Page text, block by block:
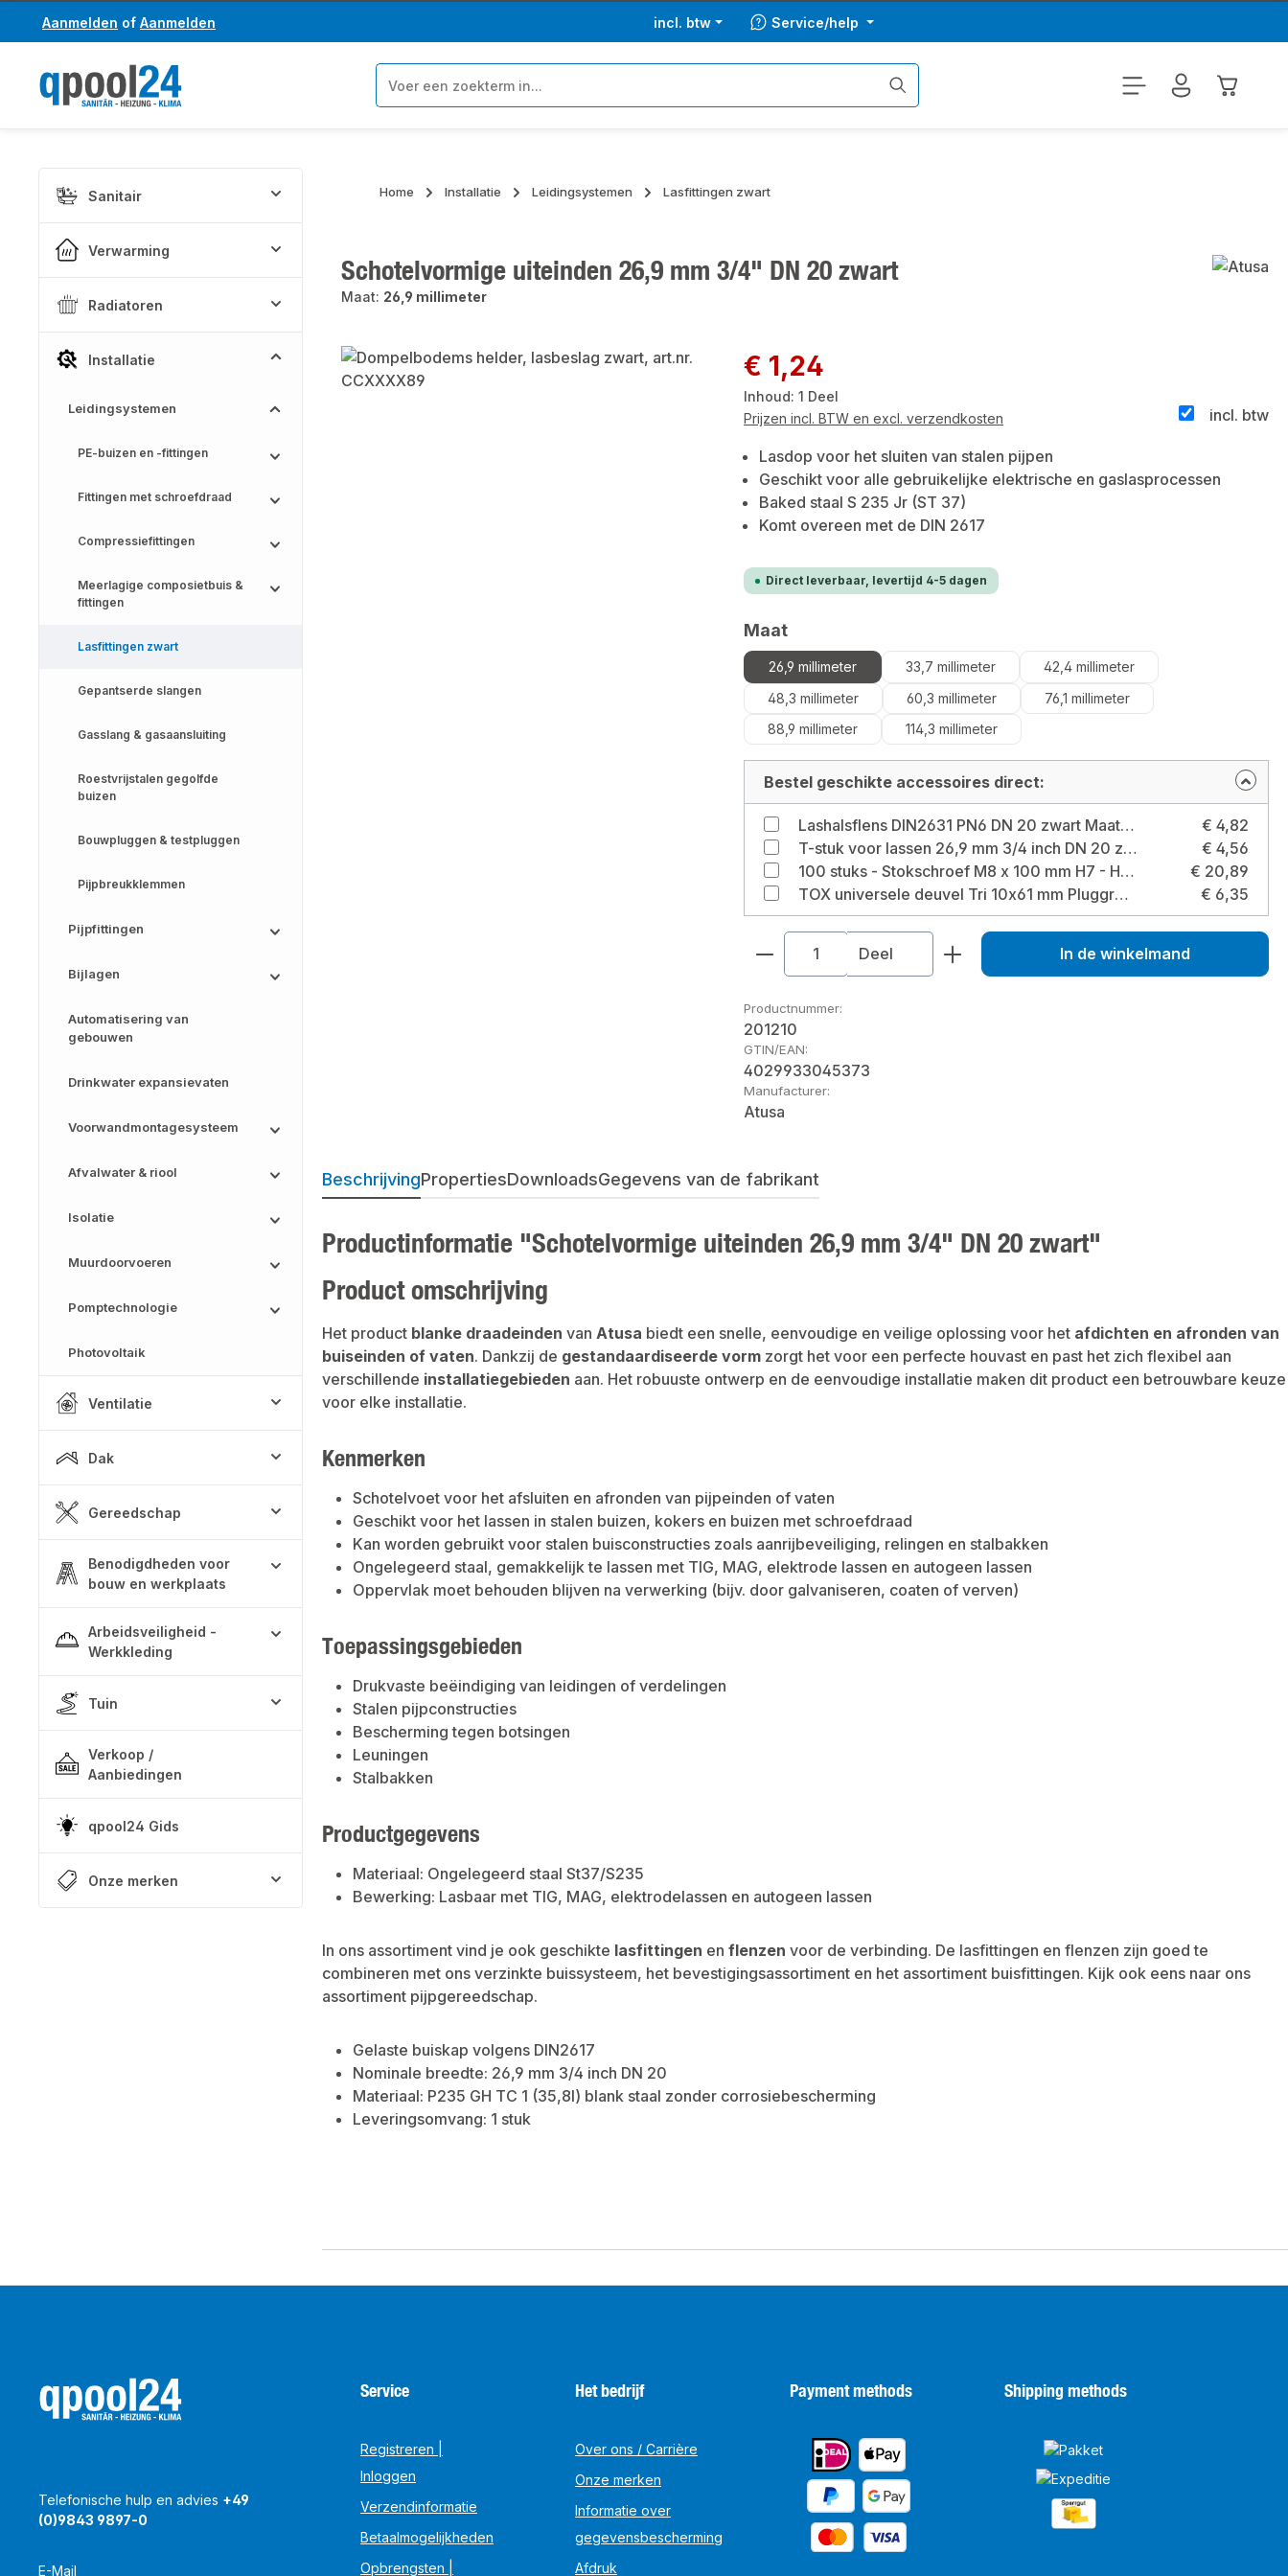
naar de hoofdinhoud
Ga naar de zoekopdracht
Aanmelden of Aanmelden incl. btw Service/help
Sanitair
Verwarming
Radiatoren
Installatie
Leidingsystemen
PE-buizen en -fittingen
Fittingen met schroefdraad
Compressiefittingen
Meerlagige composietbuis &
fittingen
Lasfittingen zwart
Gepantserde slangen
Gasslang & gasaansluiting
Roestvrijstalen gegolfde
buizen
Bouwpluggen & testpluggen
Pijpbreukklemmen
Pijpfittingen
Bijlagen
Automatisering van
gebouwen
Drinkwater expansievaten
Voorwandmontagesysteem
Afvalwater & riool
Isolatie
Muurdoorvoeren
Pomptechnologie
Photovoltaik
Ventilatie
Dak
Gereedschap
Benodigdheden voor
bouw en werkplaats
Arbeidsveiligheid -
Werkkleding
Tuin
Verkoop /
Aanbiedingen
qpool24 Gids
Onze merken
Home Installatie Leidingsystemen Lasfittingen zwart
Schotelvormige uiteinden 26,9 mm 3/4" DN 20 zwart
Maat: 26,9 millimeter
Afbeeldingengalerij overslaan Normale prijs:
€ 1,24
Inhoud: 1 Deel
incl. btw
Prijzen incl. BTW en excl. verzendkosten
Lasdop voor het sluiten van stalen pijpen
Geschikt voor alle gebruikelijke elektrische en gaslasprocessen
Baked staal S 235 Jr (ST 37)
Komt overeen met de DIN 2617
Direct leverbaar, levertijd 4-5 dagen
Selecteer
Maat
26,9 millimeter 33,7 millimeter
42,4 millimeter
48,3 millimeter
60,3 millimeter
76,1 millimeter
88,9 millimeter
114,3 millimeter
Bestel geschikte accessoires direct:
Lashalsflens DIN2631 PN6 DN 20 zwart Maat: DN 20
€ 4,82
T-stuk voor lassen 26,9 mm 3/4 inch DN 20 zwart Maat: 26,9 millimeter
€ 4,56
100 stuks - Stokschroef M8 x 100 mm H7 - H8 gegalvaniseerd Maat: M8 x 100 mm
€ 20,89
TOX universele deuvel Tri 10x61 mm Pluggrootte: 10x61 millimeter / type: doos
€ 6,35
Producthoeveelheid: Voer de gewenste
Deel In de winkelmand
Productnummer:
201210
GTIN/EAN:
4029933045373
Manufacturer:
Atusa
BeschrijvingPropertiesDownloadsGegevens van de fabrikant
Productinformatie "Schotelvormige uiteinden 26,9 mm 3/4" DN 20 zwart"
Product omschrijving
Het product blanke draadeinden van Atusa biedt een snelle, eenvoudige en veilige oplossing voor het afdichten en afronden van
buiseinden of vaten. Dankzij de gestandaardiseerde vorm zorgt het voor een perfecte houvast en past het zich flexibel aan
verschillende installatiegebieden aan. Het robuuste ontwerp en de eenvoudige installatie maken dit product een betrouwbare keuze
voor elke installatie.
Kenmerken
Schotelvoet voor het afsluiten en afronden van pijpeinden of vaten
Geschikt voor het lassen in stalen buizen, kokers en buizen met schroefdraad
Kan worden gebruikt voor stalen buisconstructies zoals aanrijbeveiliging, relingen en stalbakken
Ongelegeerd staal, gemakkelijk te lassen met TIG, MAG, elektrode lassen en autogeen lassen
Oppervlak moet behouden blijven na verwerking (bijv. door galvaniseren, coaten of verven)
Toepassingsgebieden
Drukvaste beëindiging van leidingen of verdelingen
Stalen pijpconstructies
Bescherming tegen botsingen
Leuningen
Stalbakken
Productgegevens
Materiaal: Ongelegeerd staal St37/S235
Bewerking: Lasbaar met TIG, MAG, elektrodelassen en autogeen lassen
In ons assortiment vind je ook geschikte lasfittingen en flenzen voor de verbinding. De lasfittingen en flenzen zijn goed te
combineren met ons verzinkte buissysteem, het bevestigingsassortiment en het assortiment buisfittingen. Kijk ook eens naar ons
assortiment pijpgereedschap.
Gelaste buiskap volgens DIN2617
Nominale breedte: 26,9 mm 3/4 inch DN 20
Materiaal: P235 GH TC 1 (35,8I) blank staal zonder corrosiebescherming
Leveringsomvang: 1 stuk
Telefonische hulp en advies +49
(0)9843 9897-0
E-Mail
Service
Registreren |
Inloggen
Verzendinformatie
Betaalmogelijkheden
Opbrengsten |
Het bedrijf
Over ons / Carrière
Onze merken
Informatie over
gegevensbescherming
Afdruk
Payment methods Shipping methods